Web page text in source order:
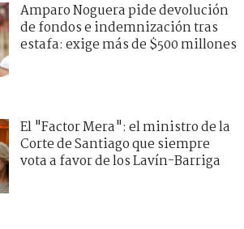
Amparo Noguera pide devolución
de fondos e indemnización tras
estafa: exige más de $500 millones
El "Factor Mera": el ministro de la
Corte de Santiago que siempre
vota a favor de los Lavín-Barriga